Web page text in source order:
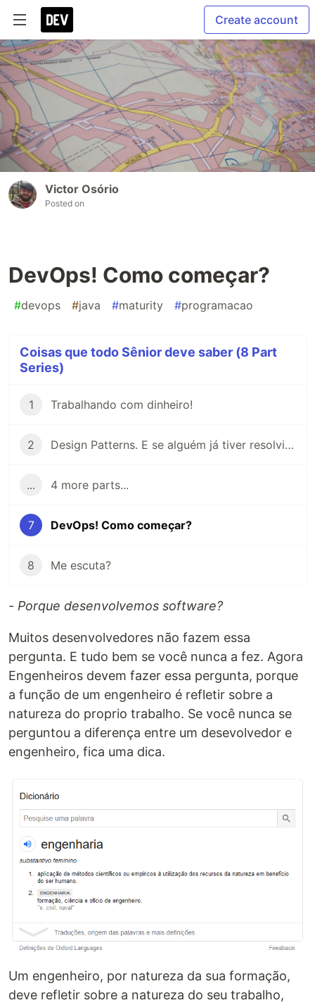
Create account
Victor Osório
Posted on
DevOps! Como começar?
#devops #java #maturity #programacao
Coisas que todo Sênior deve saber (8 Part
Series)
1 Trabalhando com dinheiro!
2 Design Patterns. E se alguém já tiver resolvido seu problema?
... 4 more parts...
7 DevOps! Como começar?
8 Me escuta?
- Porque desenvolvemos software?
Muitos desenvolvedores não fazem essa
pergunta. E tudo bem se você nunca a fez. Agora
Engenheiros devem fazer essa pergunta, porque
a função de um engenheiro é refletir sobre a
natureza do proprio trabalho. Se você nunca se
perguntou a diferença entre um desevolvedor e
engenheiro, fica uma dica.
Um engenheiro, por natureza da sua formação,
deve refletir sobre a natureza do seu trabalho,